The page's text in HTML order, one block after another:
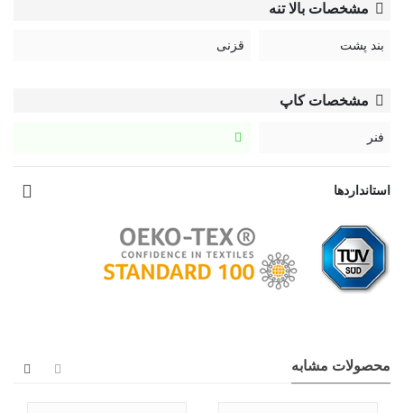
شوی لباس زیر در ماشین لباسشویی باید حتما از کیسه های
رکاب‌ها به سایر البسه جلوگیری کند و هم از سایش لباس زیر به
کد:
Nel
مشخصات بالا تنه
بند پشت قزنی
مشخصات کاپ
فنر
استانداردها
محصولات مشابه